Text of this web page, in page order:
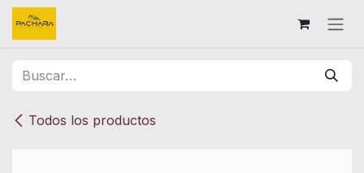
Ir al contenido
Todos los productos